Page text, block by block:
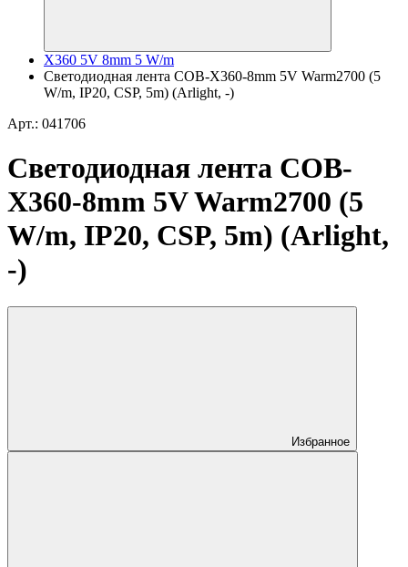
X360 5V 8mm 5 W/m
Светодиодная лента COB-X360-8mm 5V Warm2700 (5
W/m, IP20, CSP, 5m) (Arlight, -)
Арт.: 041706
Светодиодная лента COB-
X360-8mm 5V Warm2700 (5
W/m, IP20, CSP, 5m) (Arlight,
-)
Избранное